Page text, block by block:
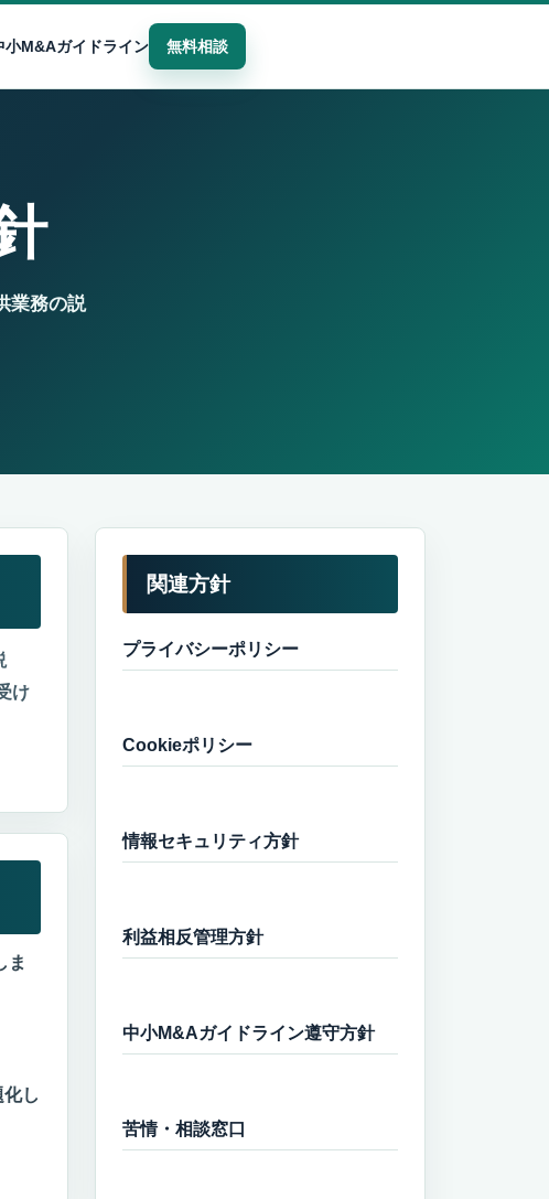
小M&Aガイドライン 無料相談
業務の説
け
ま
し
関連方針
プライバシーポリシー
Cookieポリシー
情報セキュリティ方針
利益相反管理方針
中小M&Aガイドライン遵守方針
苦情・相談窓口